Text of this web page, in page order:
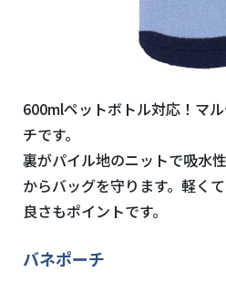
600mlペットボトル対応！マ
チです。
裏がパイル地のニットで吸水
からバッグを守ります。軽く
良さもポイントです。
バネポーチ